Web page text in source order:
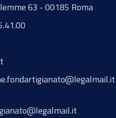
63 - 00185 Roma